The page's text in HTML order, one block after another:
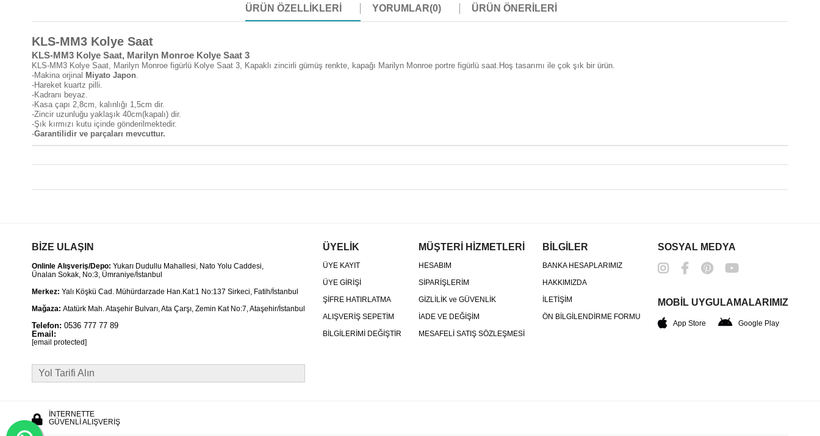
ÜRÜN ÖZELLIKLERI YORUMLAR(0) ÜRÜN ÖNERILERI
KLS-MM3 Kolye Saat
KLS-MM3 Kolye Saat, Marilyn Monroe Kolye Saat 3
KLS-MM3 Kolye Saat, Marilyn Monroe figürlü Kolye Saat 3, Kapaklı zincirli gümüş renkte, kapağı Marilyn Monroe portre figürlü saat.Hoş tasarımı ile çok şık bir ürün.
-Makina orjinal Miyato Japon
-Hareket kuartz pilli.
-Kadranı beyaz.
-Kasa çapı 2,8cm, kalınlığı 1,5cm dir.
-Zincir uzunluğu yaklaşık 40cm(kapalı) dir.
-Şık kırmızı kutu içinde gönderilmektedir.
-Garantilidir ve parçaları mevcuttur.
BİZE ULAŞIN
Onlinle Alışveriş/Depo: Yukarı Dudullu Mahallesi, Nato Yolu Caddesi,
Ünalan Sokak, No:3, Ümraniye/İstanbul
Merkez: Yalı Köşkü Cad. Mühürdarzade Han.Kat:1 No:137 Sirkeci, Fatih/İstanbul
Mağaza: Atatürk Mah. Ataşehir Bulvarı, Ata Çarşı, Zemin Kat No:7, Ataşehir/İstanbul
Telefon: 0536 777 77 89
Email:
[email protected]
Yol Tarifi Alın
ÜYELİK
ÜYE KAYIT
ÜYE GİRİŞİ
ŞİFRE HATIRLATMA
ALIŞVERİŞ SEPETİM
BİLGİLERİMİ DEĞİŞTİR
MÜŞTERİ HİZMETLERİ
HESABIM
SİPARİŞLERİM
GİZLİLİK ve GÜVENLİK
İADE VE DEĞİŞİM
MESAFELİ SATIŞ SÖZLEŞMESİ
BİLGİLER
BANKA HESAPLARIMIZ
HAKKIMIZDA
İLETİŞİM
ÖN BİLGİLENDİRME FORMU
SOSYAL MEDYA
MOBİL UYGULAMALARIMIZ
App Store Google Play
İNTERNETTE
GÜVENLİ ALIŞVERİŞ